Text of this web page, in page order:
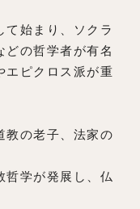
て始まり、ソクラ
どの哲学者が有名
エピクロス派が重
教の老子、法家の
哲学が発展し、仏